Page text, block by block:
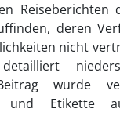
Reiseberichten
deren
nicht
wurde
und Etikette